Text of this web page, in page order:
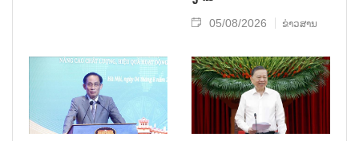
05/08/2026 ຂ່າວສານ